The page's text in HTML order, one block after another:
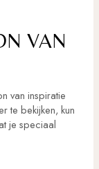
VAN
van inspiratie
te bekijken, kun
je speciaal